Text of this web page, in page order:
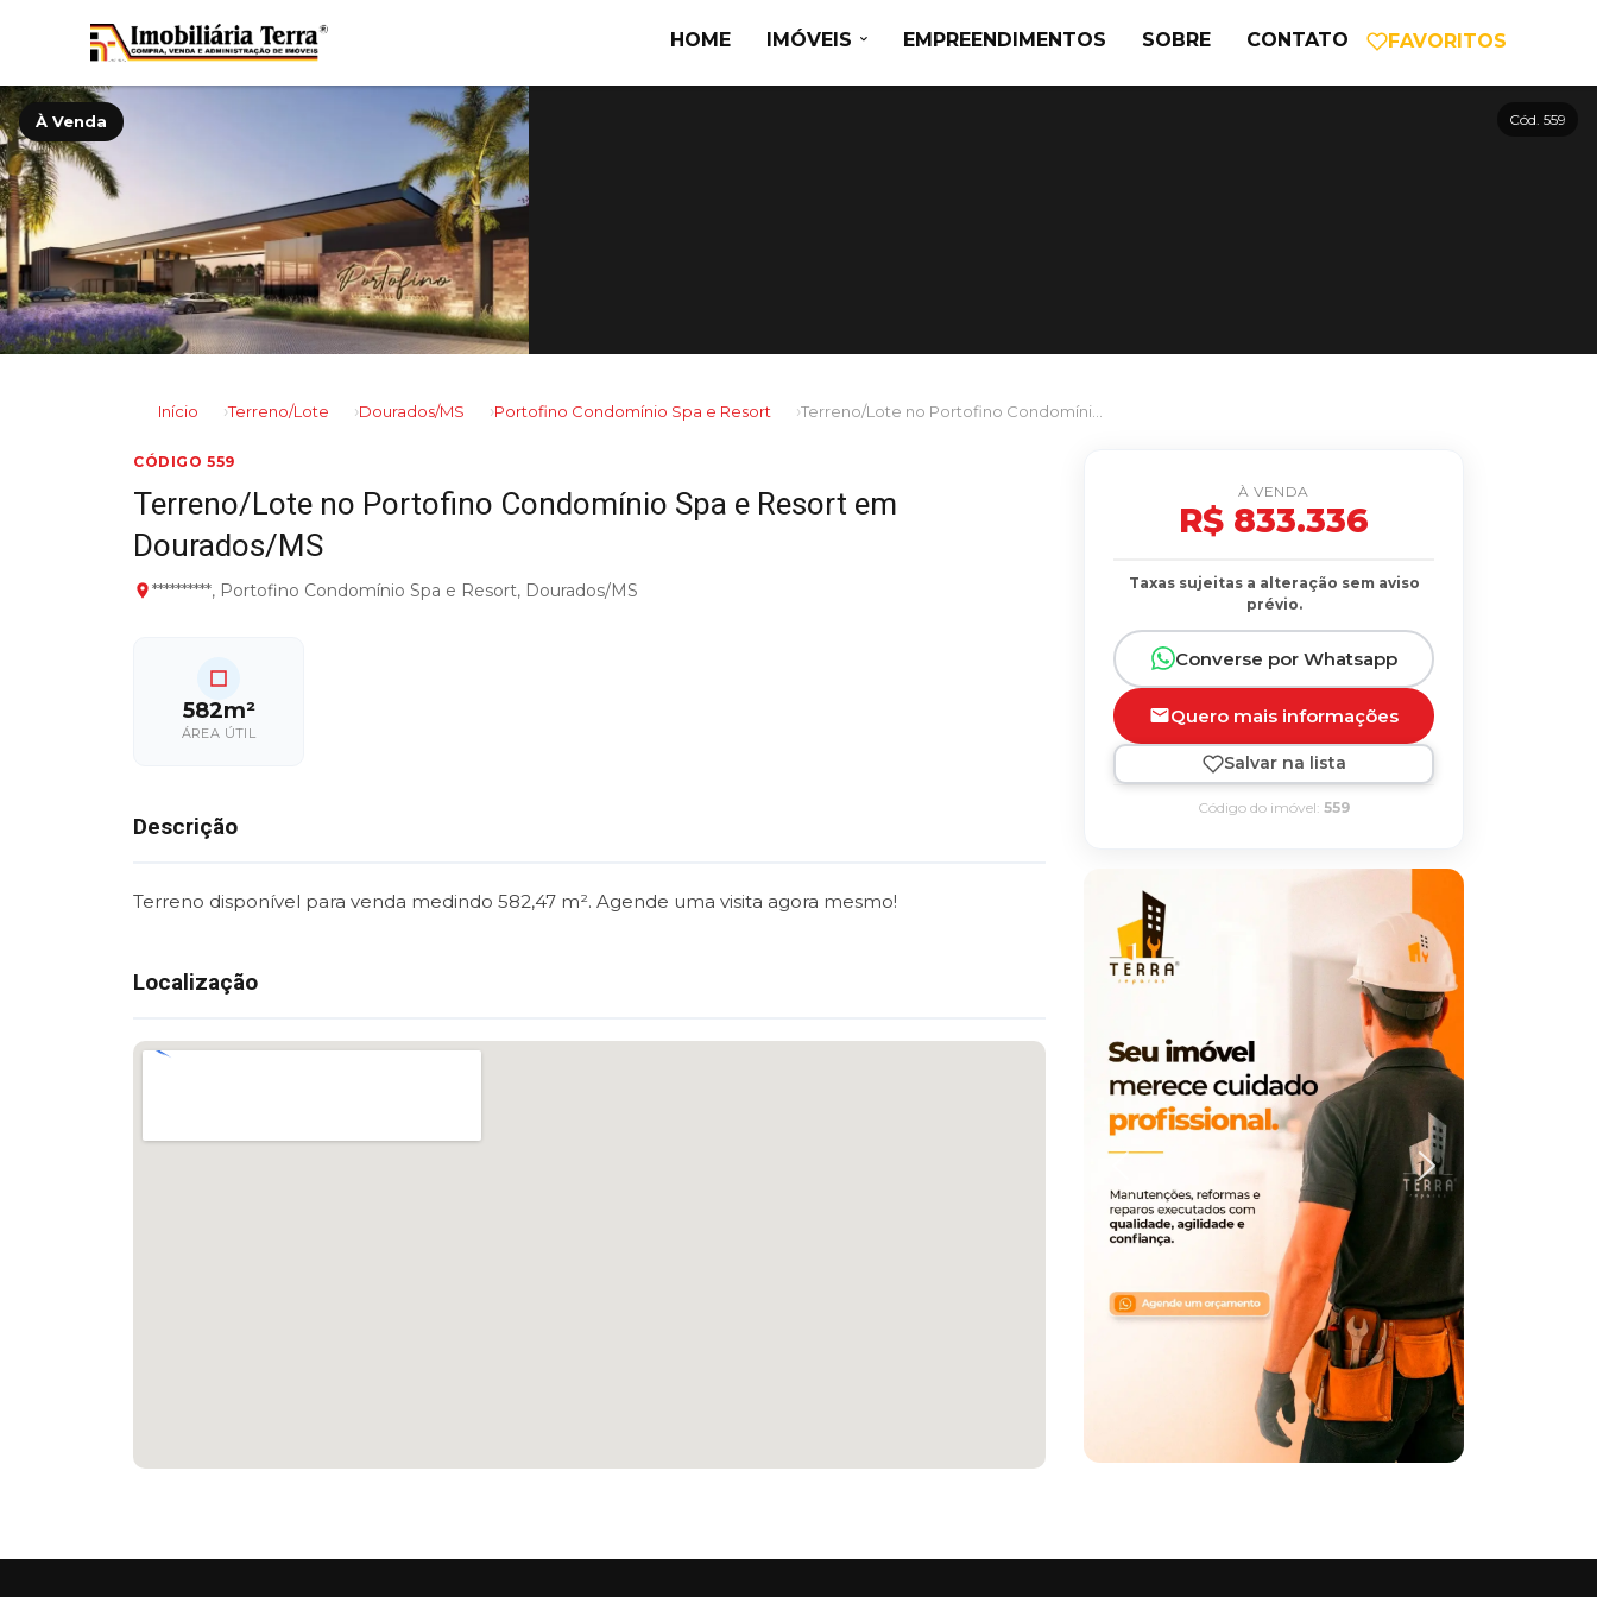
HOME IMÓVEIS EMPREENDIMENTOS SOBRE CONTATO FAVORITOS
À Venda Cód. 559
Início Terreno/Lote Dourados/MS Portofino Condomínio Spa e Resort
CÓDIGO 559
Terreno/Lote no Portofino Condomínio Spa e Resort em
Dourados/MS
**********, Portofino Condomínio Spa e Resort, Dourados/MS
582m²
ÁREA ÚTIL
Descrição
Terreno disponível para venda medindo 582,47 m². Agende uma visita agora mesmo!
Localização
À VENDA
R$ 833.336
Taxas sujeitas a alteração sem aviso
prévio.
Converse por Whatsapp
Quero mais informações
Salvar na lista
Código do imóvel: 559